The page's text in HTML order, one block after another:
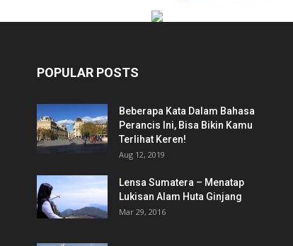
POPULAR POSTS
Beberapa Kata Dalam Bahasa
Perancis Ini, Bisa Bikin Kamu
Terlihat Keren!
Aug 12, 2019
Lensa Sumatera – Menatap
Lukisan Alam Huta Ginjang
Mar 29, 2016